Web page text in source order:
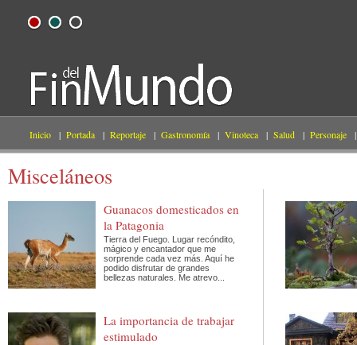
Inicio | Portada | Reportaje | Gastronomía | Vinoteca | Salud | Personaje |
Misceláneos
Guanacos domesticados en
la Patagonia
Tierra del Fuego. Lugar recóndito,
mágico y encantador que me
sorprende cada vez más. Aquí he
podido disfrutar de grandes
bellezas naturales. Me atrevo...
La importancia de trabajar
estimulado